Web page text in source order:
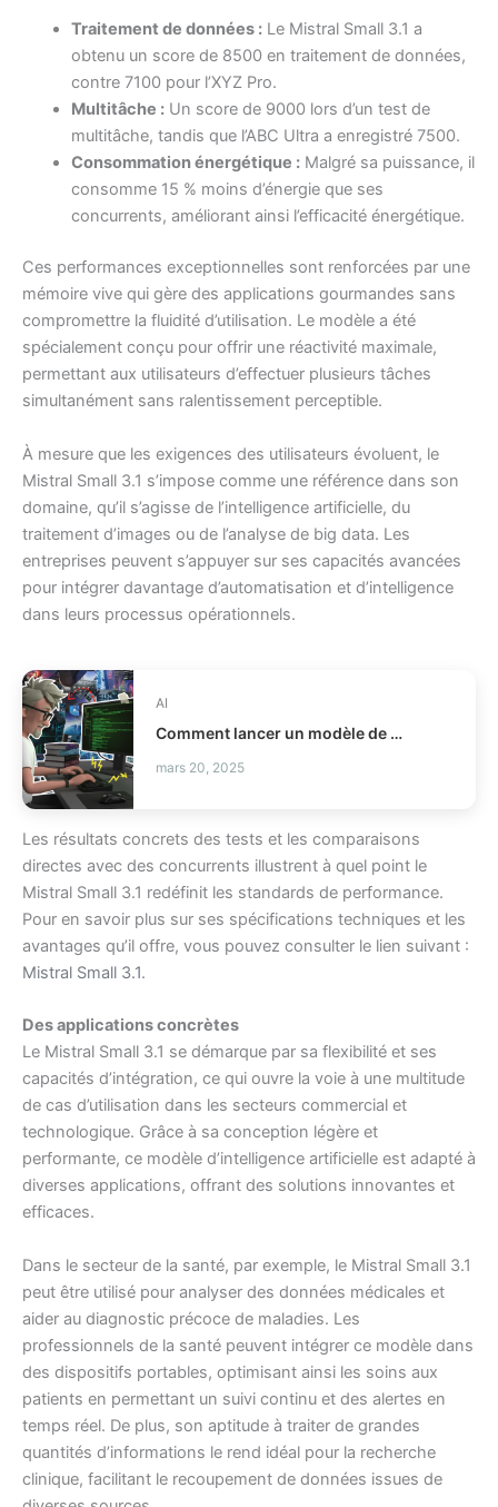
Traitement de données :Le Mistral Small 3.1 a
obtenu un score de 8500 en traitement de données,
contre 7100 pour l’XYZ Pro.
Multitâche :Un score de 9000 lors d’un test de
multitâche, tandis que l’ABC Ultra a enregistré 7500.
Consommation énergétique :Malgré sa puissance, il
consomme 15 % moins d’énergie que ses
concurrents, améliorant ainsi l’efficacité énergétique.
Ces performances exceptionnelles sont renforcées par une
mémoire vive qui gère des applications gourmandes sans
compromettre la fluidité d’utilisation. Le modèle a été
spécialement conçu pour offrir une réactivité maximale,
permettant aux utilisateurs d’effectuer plusieurs tâches
simultanément sans ralentissement perceptible.
À mesure que les exigences des utilisateurs évoluent, le
Mistral Small 3.1 s’impose comme une référence dans son
domaine, qu’il s’agisse de l’intelligence artificielle, du
traitement d’images ou de l’analyse de big data. Les
entreprises peuvent s’appuyer sur ses capacités avancées
pour intégrer davantage d’automatisation et d’intelligence
dans leurs processus opérationnels.
AI
Comment lancer un modèle de codage local avec llama.cpp ?
mars 20, 2025
Les résultats concrets des tests et les comparaisons
directes avec des concurrents illustrent à quel point le
Mistral Small 3.1 redéfinit les standards de performance.
Pour en savoir plus sur ses spécifications techniques et les
avantages qu’il offre, vous pouvez consulter le lien suivant :
Mistral Small 3.1.
Des applications concrètes
Le Mistral Small 3.1 se démarque par sa flexibilité et ses
capacités d’intégration, ce qui ouvre la voie à une multitude
de cas d’utilisation dans les secteurs commercial et
technologique. Grâce à sa conception légère et
performante, ce modèle d’intelligence artificielle est adapté à
diverses applications, offrant des solutions innovantes et
efficaces.
Dans le secteur de la santé, par exemple, le Mistral Small 3.1
peut être utilisé pour analyser des données médicales et
aider au diagnostic précoce de maladies. Les
professionnels de la santé peuvent intégrer ce modèle dans
des dispositifs portables, optimisant ainsi les soins aux
patients en permettant un suivi continu et des alertes en
temps réel. De plus, son aptitude à traiter de grandes
quantités d’informations le rend idéal pour la recherche
clinique, facilitant le recoupement de données issues de